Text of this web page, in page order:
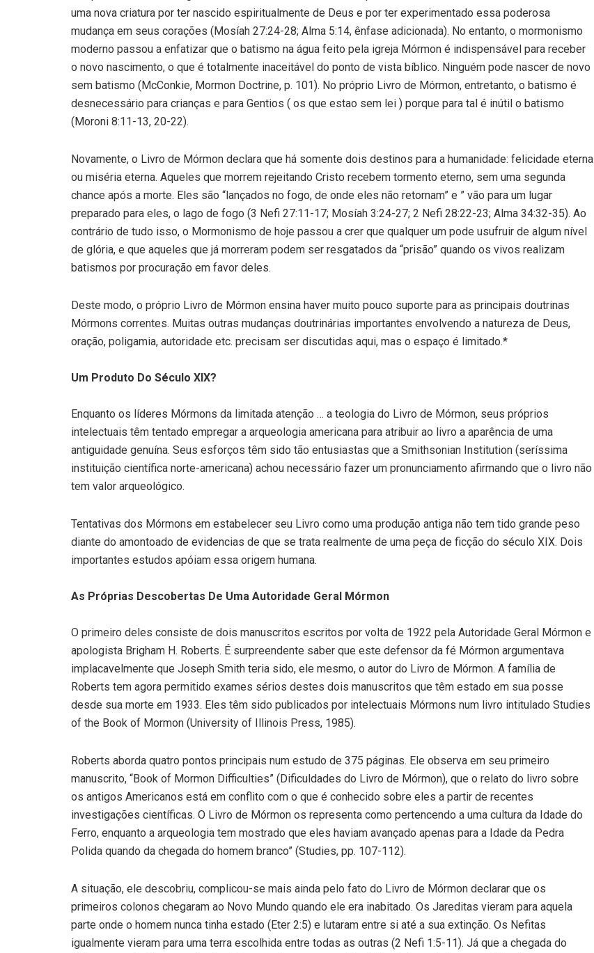
uma nova criatura por ter nascido espiritualmente de Deus e por ter experimentado essa poderosa
mudança em seus corações (Mosíah 27:24-28; Alma 5:14, ênfase adicionada). No entanto, o mormonismo
moderno passou a enfatizar que o batismo na água feito pela igreja Mórmon é indispensável para receber
o novo nascimento, o que é totalmente inaceitável do ponto de vista bíblico. Ninguém pode nascer de novo
sem batismo (McConkie, Mormon Doctrine, p. 101). No próprio Livro de Mórmon, entretanto, o batismo é
desnecessário para crianças e para Gentios ( os que estao sem lei ) porque para tal é inútil o batismo
(Moroni 8:11-13, 20-22).
Novamente, o Livro de Mórmon declara que há somente dois destinos para a humanidade: felicidade eterna
ou miséria eterna. Aqueles que morrem rejeitando Cristo recebem tormento eterno, sem uma segunda
chance após a morte. Eles são “lançados no fogo, de onde eles não retornam” e ” vão para um lugar
preparado para eles, o lago de fogo (3 Nefi 27:11-17; Mosíah 3:24-27; 2 Nefi 28:22-23; Alma 34:32-35). Ao
contrário de tudo isso, o Mormonismo de hoje passou a crer que qualquer um pode usufruir de algum nível
de glória, e que aqueles que já morreram podem ser resgatados da “prisão” quando os vivos realizam
batismos por procuração em favor deles.
Deste modo, o próprio Livro de Mórmon ensina haver muito pouco suporte para as principais doutrinas
Mórmons correntes. Muitas outras mudanças doutrinárias importantes envolvendo a natureza de Deus,
oração, poligamia, autoridade etc. precisam ser discutidas aqui, mas o espaço é limitado.*
Um Produto Do Século XIX?
Enquanto os líderes Mórmons da limitada atenção … a teologia do Livro de Mórmon, seus próprios
intelectuais têm tentado empregar a arqueologia americana para atribuir ao livro a aparência de uma
antiguidade genuína. Seus esforços têm sido tão entusiastas que a Smithsonian Institution (seríssima
instituição científica norte-americana) achou necessário fazer um pronunciamento afirmando que o livro não
tem valor arqueológico.
Tentativas dos Mórmons em estabelecer seu Livro como uma produção antiga não tem tido grande peso
diante do amontoado de evidencias de que se trata realmente de uma peça de ficção do século XIX. Dois
importantes estudos apóiam essa origem humana.
As Próprias Descobertas De Uma Autoridade Geral Mórmon
O primeiro deles consiste de dois manuscritos escritos por volta de 1922 pela Autoridade Geral Mórmon e
apologista Brigham H. Roberts. É surpreendente saber que este defensor da fé Mórmon argumentava
implacavelmente que Joseph Smith teria sido, ele mesmo, o autor do Livro de Mórmon. A família de
Roberts tem agora permitido exames sérios destes dois manuscritos que têm estado em sua posse
desde sua morte em 1933. Eles têm sido publicados por intelectuais Mórmons num livro intitulado Studies
of the Book of Mormon (University of Illinois Press, 1985).
Roberts aborda quatro pontos principais num estudo de 375 páginas. Ele observa em seu primeiro
manuscrito, “Book of Mormon Difficulties” (Dificuldades do Livro de Mórmon), que o relato do livro sobre
os antigos Americanos está em conflito com o que é conhecido sobre eles a partir de recentes
investigações científicas. O Livro de Mórmon os representa como pertencendo a uma cultura da Idade do
Ferro, enquanto a arqueologia tem mostrado que eles haviam avançado apenas para a Idade da Pedra
Polida quando da chegada do homem branco” (Studies, pp. 107-112).
A situação, ele descobriu, complicou-se mais ainda pelo fato do Livro de Mórmon declarar que os
primeiros colonos chegaram ao Novo Mundo quando ele era inabitado. Os Jareditas vieram para aquela
parte onde o homem nunca tinha estado (Eter 2:5) e lutaram entre si até a sua extinção. Os Nefitas
igualmente vieram para uma terra escolhida entre todas as outras (2 Nefi 1:5-11). Já que a chegada do